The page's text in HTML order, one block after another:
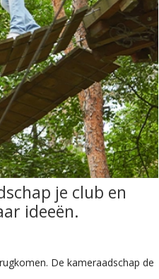
je club en
ideeën.
De kameraadschap de